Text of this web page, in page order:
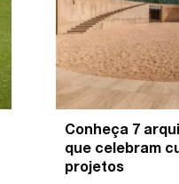
Conheça 7
que celebram
projetos